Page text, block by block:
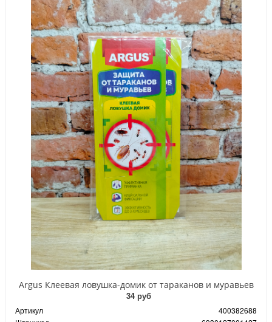
Argus Клеевая ловушка-домик от тараканов и муравьев
34 руб
Артикул
400382688